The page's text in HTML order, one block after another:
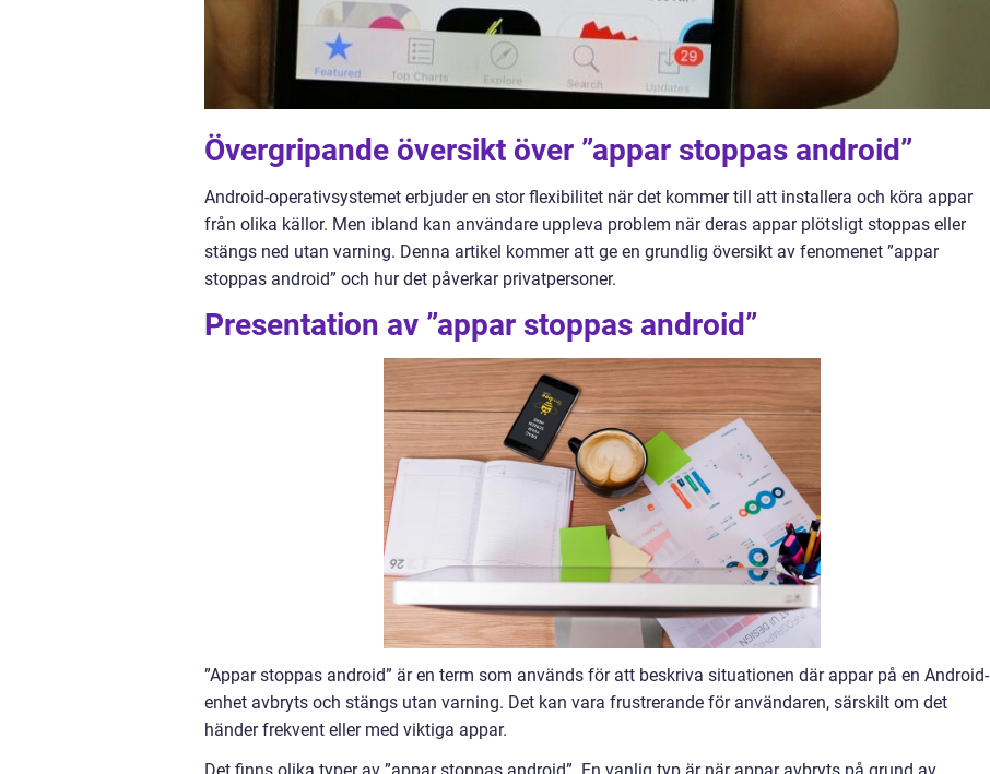
Övergripande översikt över ”appar stoppas android”
Android-operativsystemet erbjuder en stor flexibilitet när det kommer till att installera och köra appar
från olika källor. Men ibland kan användare uppleva problem när deras appar plötsligt stoppas eller
stängs ned utan varning. Denna artikel kommer att ge en grundlig översikt av fenomenet ”appar
stoppas android” och hur det påverkar privatpersoner.
Presentation av ”appar stoppas android”
”Appar stoppas android” är en term som används för att beskriva situationen där appar på en Android-
enhet avbryts och stängs utan varning. Det kan vara frustrerande för användaren, särskilt om det
händer frekvent eller med viktiga appar.
Det finns olika typer av ”appar stoppas android”. En vanlig typ är när appar avbryts på grund av